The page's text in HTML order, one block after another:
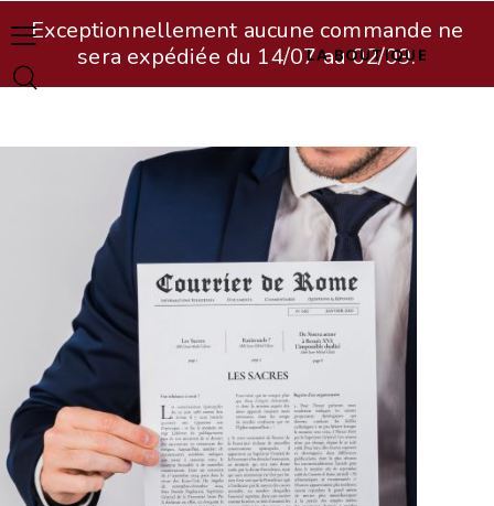
LA BOUTIQUE
Exceptionnellement aucune commande ne
sera expédiée du 14/07 au 02/09.